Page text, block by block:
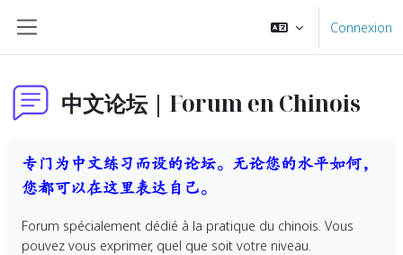
Connexion
中文论坛 | Forum en Chinois
专门为中文练习而设的论坛。无论您的水平如何，
您都可以在这里表达自己。
Forum spécialement dédié à la pratique du chinois. Vous
pouvez vous exprimer, quel que soit votre niveau.